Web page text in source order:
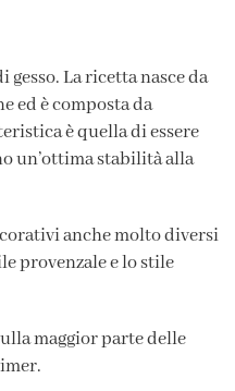
La ricetta nasce da
ed è composta da
è quella di essere
un’ottima stabilità alla
anche molto diversi
provenzale e lo stile
maggior parte delle